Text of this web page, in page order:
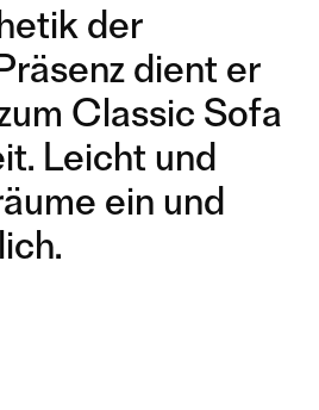
der
dient er
Classic Sofa
Leicht und
ein und